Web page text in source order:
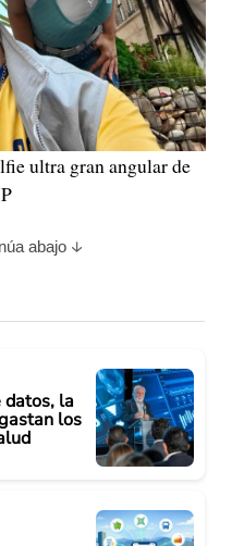
ultra gran angular de
abajo
datos, la
los